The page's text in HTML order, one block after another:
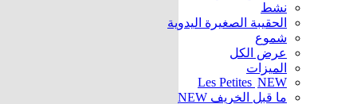
نشط
الحقيبة الصغيرة اليدوية
شموع
عرض الكل
الميزات
Les Petites NEW
ما قبل الخريف NEW